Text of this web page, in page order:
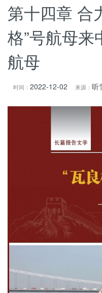
第十四章 合
格”号航母
航母
时间：2022-12-02 来源：听